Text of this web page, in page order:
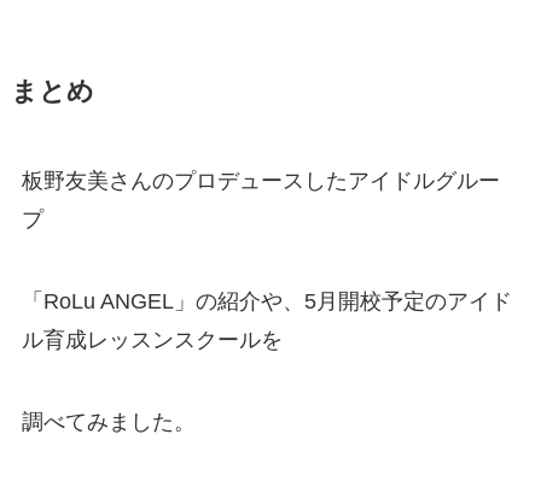
まとめ
板野友美さんのプロデュースしたアイドルグルー
プ
「RoLu ANGEL」の紹介や、5月開校予定のアイド
ル育成レッスンスクールを
調べてみました。